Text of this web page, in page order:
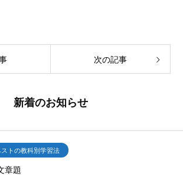
次の記事
新着のお知らせ
ストの教科別学習法
章題